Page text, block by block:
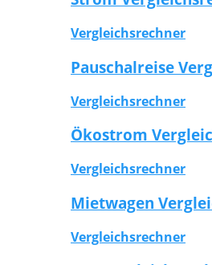
Vergleichsrechner
Pauschalreise
Vergleichsrechner
Ökostrom
Vergleichsrechner
Mietwagen
Vergleichsrechner